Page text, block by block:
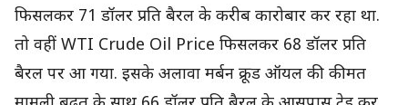
फिसलकर 71 डॉलर प्रति बैरल के करीब कारोबार कर रहा था.
तो वहीं WTI Crude Oil Price फिसलकर 68 डॉलर प्रति
बैरल पर आ गया. इसके अलावा मर्बन क्रूड ऑयल की कीमत